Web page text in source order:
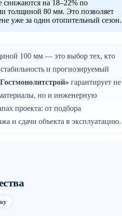
снижаются на 18–22% по
толщиной 80 мм. Это позволяет
уже за один отопительный сезон.
100 мм — это выбор тех, кто
и прогнозируемый
гарантирует не
но и инженерную
проекта: от подбора
и сдачи объекта в эксплуатацию.